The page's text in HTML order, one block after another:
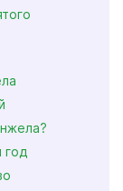
год